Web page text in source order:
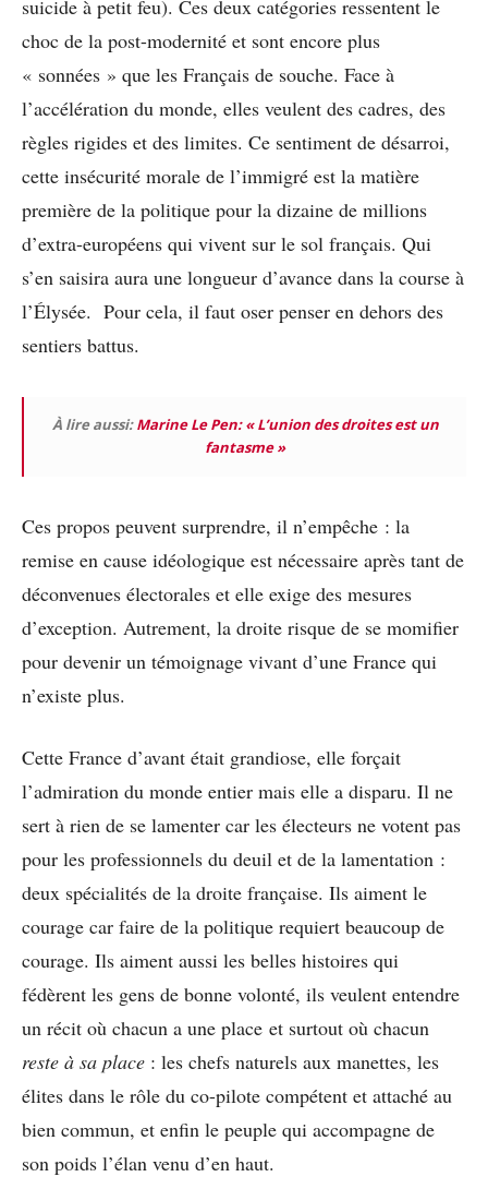
suicide à petit feu). Ces deux catégories ressentent le
choc de la post-modernité et sont encore plus
« sonnées » que les Français de souche. Face à
l’accélération du monde, elles veulent des cadres, des
règles rigides et des limites. Ce sentiment de désarroi,
cette insécurité morale de l’immigré est la matière
première de la politique pour la dizaine de millions
d’extra-européens qui vivent sur le sol français. Qui
s’en saisira aura une longueur d’avance dans la course à
l’Élysée. Pour cela, il faut oser penser en dehors des
sentiers battus.
À lire aussi:Marine Le Pen: « L’union des droites est un
fantasme »
Ces propos peuvent surprendre, il n’empêche : la
remise en cause idéologique est nécessaire après tant de
déconvenues électorales et elle exige des mesures
d’exception. Autrement, la droite risque de se momifier
pour devenir un témoignage vivant d’une France qui
n’existe plus.
Cette France d’avant était grandiose, elle forçait
l’admiration du monde entier mais elle a disparu. Il ne
sert à rien de se lamenter car les électeurs ne votent pas
pour les professionnels du deuil et de la lamentation :
deux spécialités de la droite française. Ils aiment le
courage car faire de la politique requiert beaucoup de
courage. Ils aiment aussi les belles histoires qui
fédèrent les gens de bonne volonté, ils veulent entendre
un récit où chacun a une place et surtout où chacun
reste à sa place : les chefs naturels aux manettes, les
élites dans le rôle du co-pilote compétent et attaché au
bien commun, et enfin le peuple qui accompagne de
son poids l’élan venu d’en haut.